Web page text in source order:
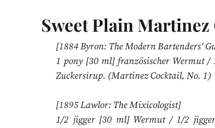
Sweet Plain
[1884 Byron: The Modern Bartenders‘
1 pony [30 ml] französischer Wermut
Zuckersirup. (Martinez Cocktail, No. 1)
[1895 Lawlor: The Mixicologist]
1/2 jigger [30 ml] Wermut / 1/2